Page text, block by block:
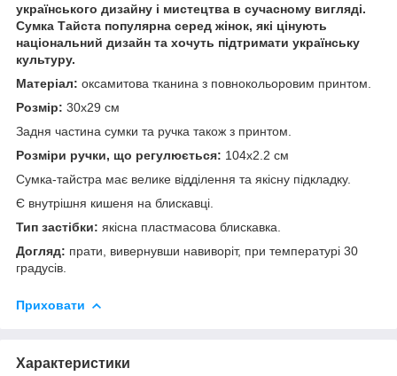
українського дизайну і мистецтва в сучасному вигляді.
Сумка Тайста популярна серед жінок, які цінують
національний дизайн та хочуть підтримати українську
культуру.
Матеріал: оксамитова тканина з повнокольоровим принтом.
Розмір: 30х29 см
Задня частина сумки та ручка також з принтом.
Розміри ручки, що регулюється: 104x2.2 см
Сумка-тайстра має велике відділення та якісну підкладку.
Є внутрішня кишеня на блискавці.
Тип застібки: якісна пластмасова блискавка.
Догляд: прати, вивернувши навиворіт, при температурі 30
градусів.
Приховати
Характеристики